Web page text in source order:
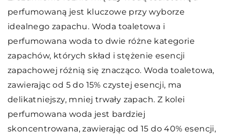
perfumowaną jest kluczowe przy wyborze
idealnego zapachu. Woda toaletowa i
perfumowana woda to dwie różne kategorie
zapachów, których skład i stężenie esencji
zapachowej różnią się znacząco. Woda toaletowa,
zawierając od 5 do 15% czystej esencji, ma
delikatniejszy, mniej trwały zapach. Z kolei
perfumowana woda jest bardziej
skoncentrowana, zawierając od 15 do 40% esencji,